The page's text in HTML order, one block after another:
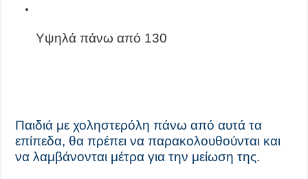
Υψηλά πάνω από 130
Παιδιά με χοληστερόλη πάνω από αυτά τα
επίπεδα, θα πρέπει να παρακολουθούνται και
να λαμβάνονται μέτρα για την μείωση της.